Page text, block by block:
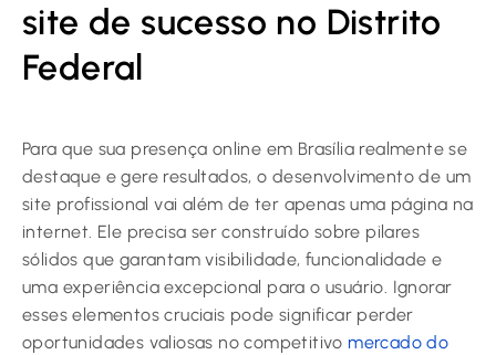
site de sucesso no Distrito
Federal
Para que sua presença online em Brasília realmente se
destaque e gere resultados, o desenvolvimento de um
site profissional vai além de ter apenas uma página na
internet. Ele precisa ser construído sobre pilares
sólidos que garantam visibilidade, funcionalidade e
uma experiência excepcional para o usuário. Ignorar
esses elementos cruciais pode significar perder
oportunidades valiosas no competitivo mercado do